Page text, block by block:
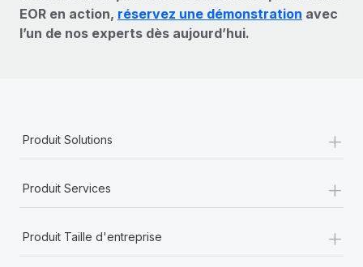
EOR en action, réservez une démonstration avec
l’un de nos experts dès aujourd’hui.
Produit Solutions +
Produit Services +
Produit Taille d'entreprise +